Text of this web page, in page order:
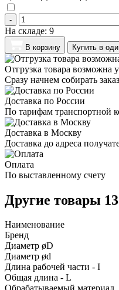
-
На складе: 9
В корзину Купить в
Отгрузка товара возможна
Сразу начнем собирать
Доставка по России
По тарифам транспортной
Доставка в Москву
Доставка до адреса
Оплата
По выставленному счету
Другие товары
Наименование
Бренд
Диаметр øD
Диаметр ød
Длина рабочей части - I
Общая длина - L